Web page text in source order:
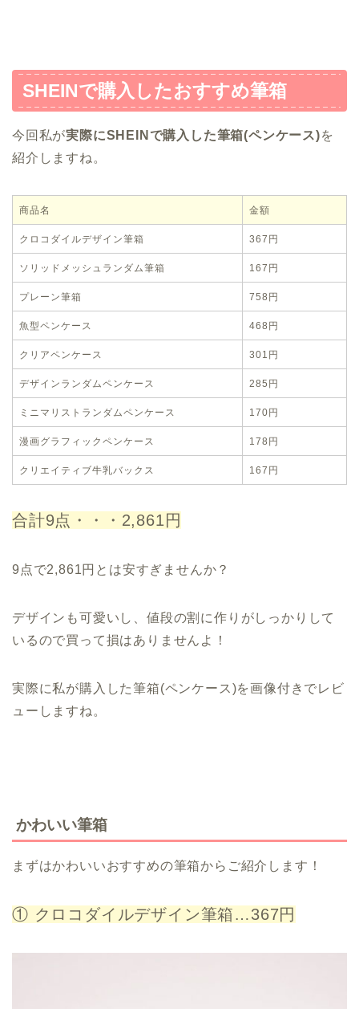
SHEINで購入したおすすめ筆箱
今回私が実際にSHEINで購入した筆箱(ペンケース)を
紹介しますね。
商品名 金額
クロコダイルデザイン筆箱 367円
ソリッドメッシュランダム筆箱 167円
プレーン筆箱 758円
魚型ペンケース 468円
クリアペンケース 301円
デザインランダムペンケース 285円
ミニマリストランダムペンケース 170円
漫画グラフィックペンケース 178円
クリエイティブ牛乳バックス 167円
合計9点・・・2,861円
9点で2,861円とは安すぎませんか？
デザインも可愛いし、値段の割に作りがしっかりして
いるので買って損はありませんよ！
実際に私が購入した筆箱(ペンケース)を画像付きでレビ
ューしますね。
かわいい筆箱
まずはかわいいおすすめの筆箱からご紹介します！
① クロコダイルデザイン筆箱…367円